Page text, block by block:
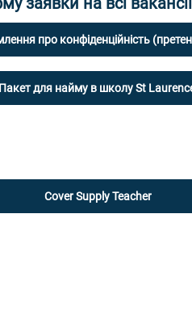
Пакет для найму в школу St
Cover Supply Teacher